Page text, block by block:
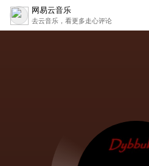
网易云音乐
去云音乐，看更多走心评论